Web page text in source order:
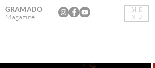
ME
NU
GRAMADO
Magazine